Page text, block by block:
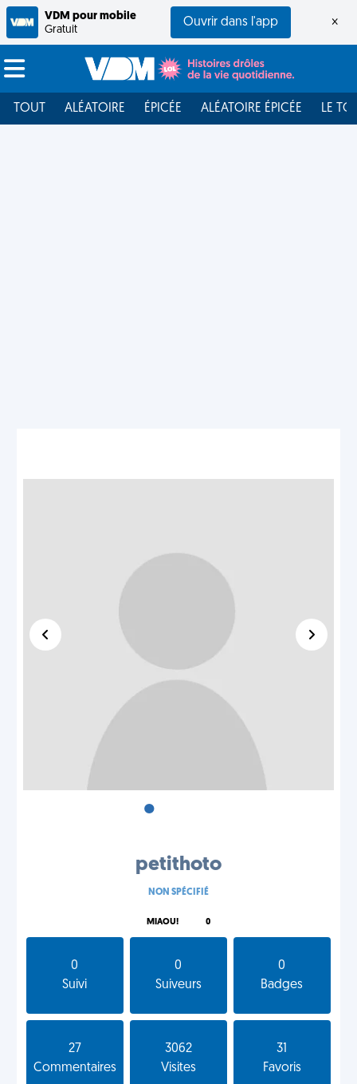
VDM pour mobile
Gratuit
Ouvrir dans l'app ×
TOUT ALÉATOIRE ÉPICÉE ALÉATOIRE ÉPICÉE LE
•
petithoto
NON SPÉCIFIÉ
MIAOU! 0
0
Suivi
0
Suiveurs
0
Badges
27
Commentaires
3062
Visites
31
Favoris